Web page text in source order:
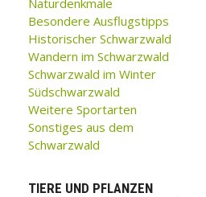
Besondere Ausflugstipps
Historischer Schwarzwald
Wandern im Schwarzwald
Schwarzwald im Winter
Südschwarzwald
Weitere Sportarten
Sonstiges aus dem
Schwarzwald
TIERE UND PFLANZEN